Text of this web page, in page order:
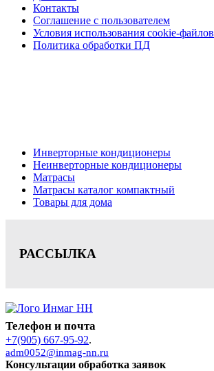
Контакты
Соглашение с пользователем
Условия использования cookie-файлов
Политика обработки ПД
Инверторные кондиционеры
Неинверторные кондиционеры
Матрасы
Матрасы каталог компактный
Товары для дома
РАССЫЛКА
Телефон и почта
+7(905) 667-95-92.
adm0052@inmag-nn.ru
Консультации обработка заявок